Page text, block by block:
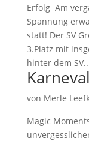
Erfolg Am
Spannung
statt! Der SV
3.Platz mit
hinter dem
von Merle
Magic